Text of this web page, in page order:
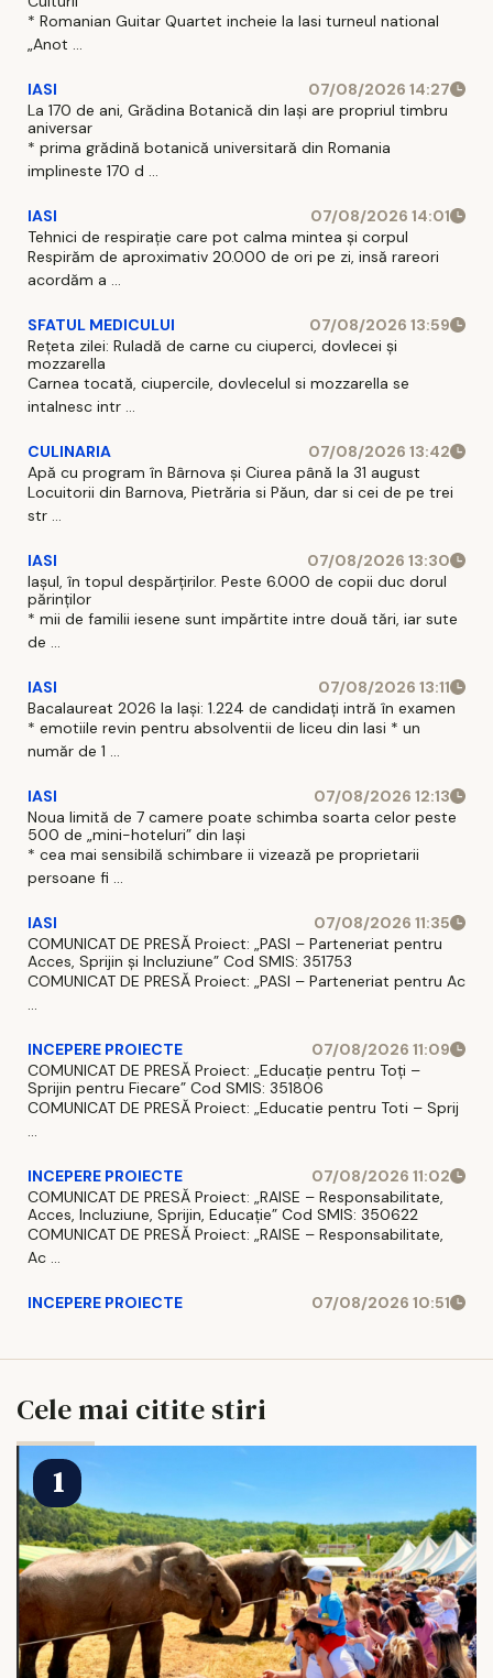
* Romanian Guitar Quartet incheie la Iasi turneul national
„Anot ...
IASI
07/08/2026 14:27
La 170 de ani, Grădina Botanică din Iași are propriul timbru
aniversar
* prima grădină botanică universitară din Romania
implineste 170 d ...
IASI
07/08/2026 14:01
Tehnici de respirație care pot calma mintea și corpul
Respirăm de aproximativ 20.000 de ori pe zi, insă rareori
acordăm a ...
SFATUL MEDICULUI
07/08/2026 13:59
Rețeta zilei: Ruladă de carne cu ciuperci, dovlecei și
mozzarella
Carnea tocată, ciupercile, dovlecelul si mozzarella se
intalnesc intr ...
CULINARIA
07/08/2026 13:42
Apă cu program în Bârnova și Ciurea până la 31 august
Locuitorii din Barnova, Pietrăria si Păun, dar si cei de pe trei
str ...
IASI
07/08/2026 13:30
Iașul, în topul despărțirilor. Peste 6.000 de copii duc dorul
părinților
* mii de familii iesene sunt impărtite intre două tări, iar sute
de ...
IASI
07/08/2026 13:11
Bacalaureat 2026 la Iași: 1.224 de candidați intră în examen
* emotiile revin pentru absolventii de liceu din Iasi * un
număr de 1 ...
IASI
07/08/2026 12:13
Noua limită de 7 camere poate schimba soarta celor peste
500 de „mini-hoteluri” din Iași
* cea mai sensibilă schimbare ii vizează pe proprietarii
persoane fi ...
IASI
07/08/2026 11:35
COMUNICAT DE PRESĂ Proiect: „PASI – Parteneriat pentru
Acces, Sprijin și Incluziune” Cod SMIS: 351753
COMUNICAT DE PRESĂ Proiect: „PASI – Parteneriat pentru Ac
...
INCEPERE PROIECTE
07/08/2026 11:09
COMUNICAT DE PRESĂ Proiect: „Educație pentru Toți –
Sprijin pentru Fiecare” Cod SMIS: 351806
COMUNICAT DE PRESĂ Proiect: „Educatie pentru Toti – Sprij
...
INCEPERE PROIECTE
07/08/2026 11:02
COMUNICAT DE PRESĂ Proiect: „RAISE – Responsabilitate,
Acces, Incluziune, Sprijin, Educație” Cod SMIS: 350622
COMUNICAT DE PRESĂ Proiect: „RAISE – Responsabilitate,
Ac ...
INCEPERE PROIECTE 07/08/2026 10:51
Cele mai citite stiri